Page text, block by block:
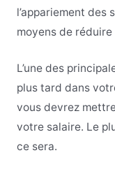
l’appariement des
moyens de
L’une des
plus tard dans
vous devrez
votre salaire. Le
ce sera.